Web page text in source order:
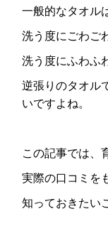
一般的なタオル
洗う度にごわご
洗う度にふわふ
逆張りのタオル
いですよね。
この記事では、
実際の口コミを
知っておきたい